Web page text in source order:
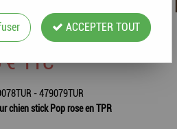
le premier à donner votre avis !
€TTC
- 479079TUR
chien stick Pop rose en TPR
ACCEPTER TOUT